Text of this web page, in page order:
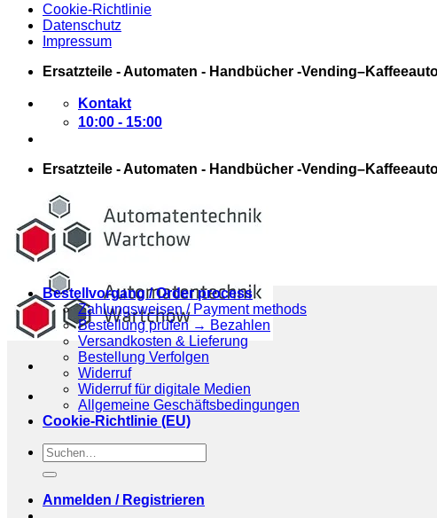
Cookie-Richtlinie
Datenschutz
Impressum
Zum
springen
Ersatzteile - Automaten - Handbücher -
Kontakt
10:00 - 15:00
Ersatzteile - Automaten - Handbücher -
Bestellvorgang / Order process
Zahlungsweisen / Payment methods
Bestellung prüfen → Bezahlen
Versandkosten & Lieferung
Bestellung Verfolgen
Widerruf
Widerruf für digitale Medien
Allgemeine Geschäftsbedingungen
Cookie-Richtlinie (EU)
Suchen
nach:
Anmelden / Registrieren